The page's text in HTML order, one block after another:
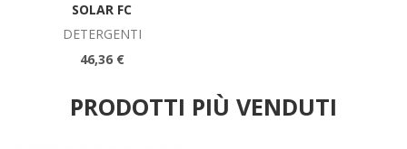
SOLAR FC
DETERGENTI
46,36 €
PRODOTTI PIÙ VENDUTI